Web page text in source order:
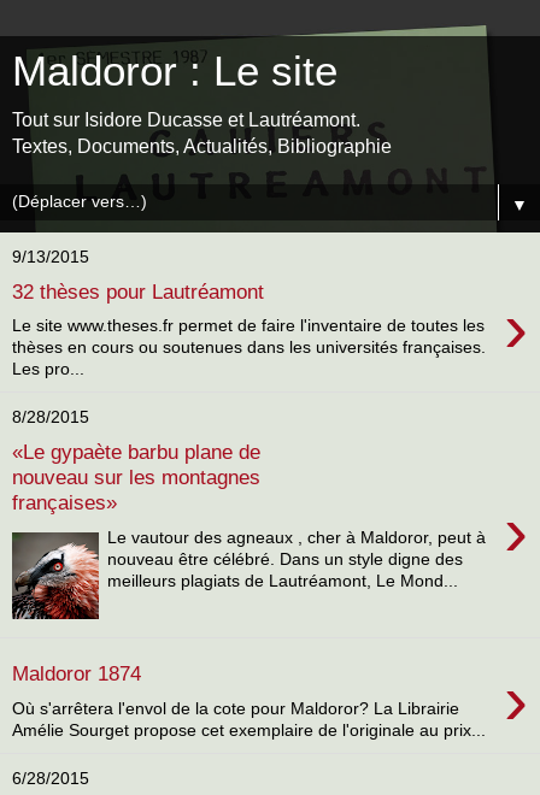
Maldoror : Le site
Tout sur Isidore Ducasse et Lautréamont.
Textes, Documents, Actualités, Bibliographie
▼
9/13/2015
32 thèses pour Lautréamont ›
Le site www.theses.fr permet de faire l'inventaire de toutes les
thèses en cours ou soutenues dans les universités françaises.
Les pro...
8/28/2015
«Le gypaète barbu plane de
nouveau sur les montagnes
françaises»
›
Le vautour des agneaux , cher à Maldoror, peut à
nouveau être célébré. Dans un style digne des
meilleurs plagiats de Lautréamont, Le Mond...
Maldoror 1874 ›
Où s'arrêtera l'envol de la cote pour Maldoror? La Librairie
Amélie Sourget propose cet exemplaire de l'originale au prix...
6/28/2015